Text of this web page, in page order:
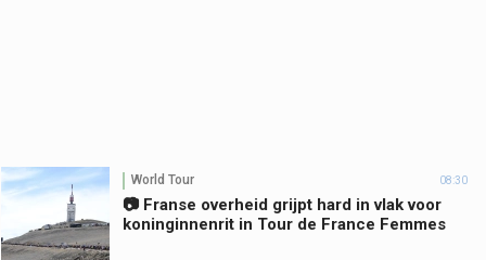
World Tour 08:30
📷 Franse overheid grijpt hard in vlak voor
koninginnenrit in Tour de France Femmes